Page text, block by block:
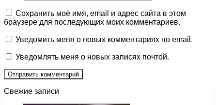
Сохранить моё имя, email и адрес сайта в этом
браузере для последующих моих комментариев.
Уведомить меня о новых комментариях по email.
Уведомлять меня о новых записях почтой.
Свежие записи